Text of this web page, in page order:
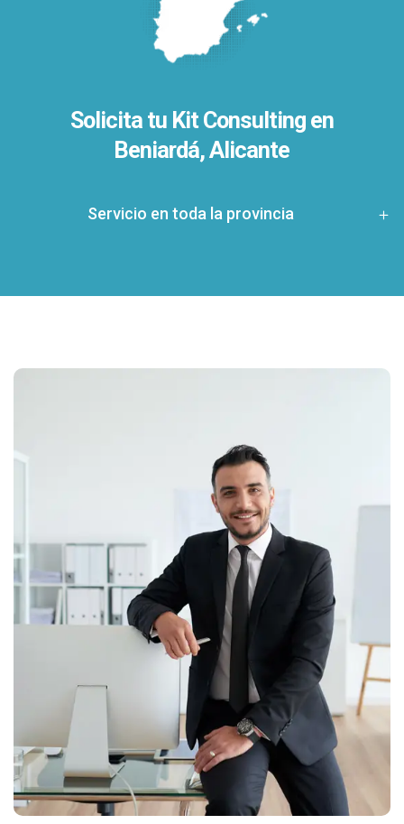
Solicita tu Kit Consulting en
Beniardá, Alicante
Servicio en toda la provincia